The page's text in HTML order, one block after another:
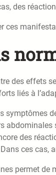
des
ces
des effets
liés à
symptômes
des
ces
permet de